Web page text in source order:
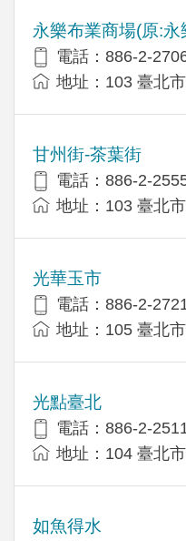
永樂布業商場(原:永
電話：886-2-
地址：103 臺北
甘州街-茶葉街
電話：886-2-
地址：103 臺北
光華玉市
電話：886-2-
地址：105 臺北
光點臺北
電話：886-2-
地址：104 臺北
如魚得水